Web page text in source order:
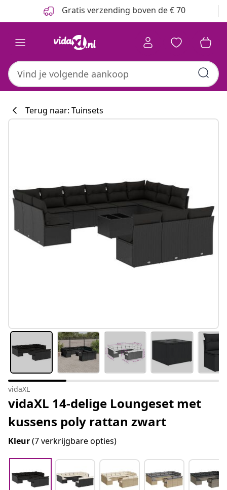
Gratis verzending boven de € 70
Terug naar: Tuinsets
vidaXL
vidaXL 14-delige Loungeset met
kussens poly rattan zwart
Kleur(7 verkrijgbare opties)